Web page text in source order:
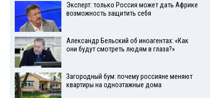
Эксперт: только Россия может дать Африке
возможность защитить себя
Александр Бельский об иноагентах: «Как
они будут смотреть людям в глаза?»
Загородный бум: почему россияне меняют
квартиры на одноэтажные дома